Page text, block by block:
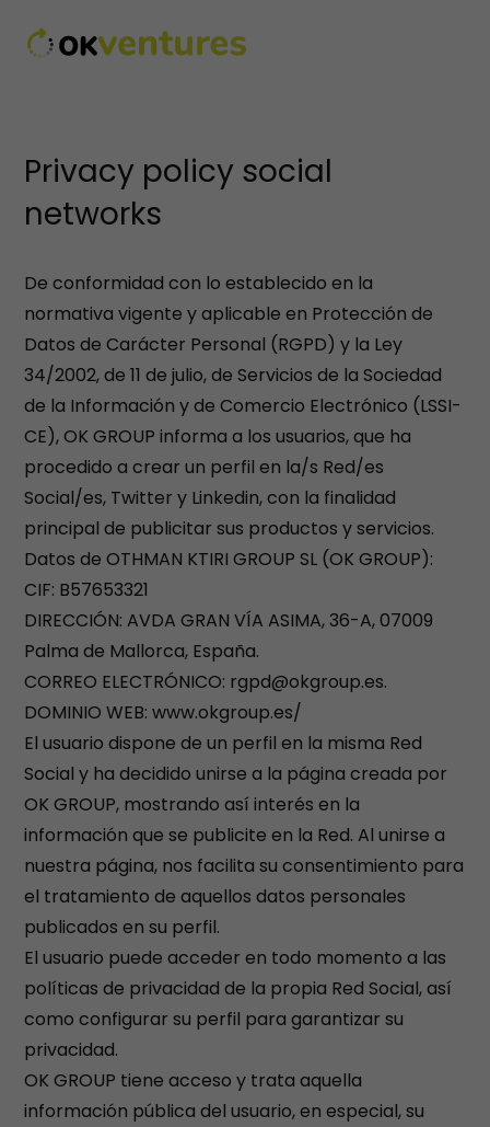
Privacy policy social
networks
De conformidad con lo establecido en la
normativa vigente y aplicable en Protección de
Datos de Carácter Personal (RGPD) y la Ley
34/2002, de 11 de julio, de Servicios de la Sociedad
de la Información y de Comercio Electrónico (LSSI-
CE), OK GROUP informa a los usuarios, que ha
procedido a crear un perfil en la/s Red/es
Social/es, Twitter y Linkedin, con la finalidad
principal de publicitar sus productos y servicios.
Datos de OTHMAN KTIRI GROUP SL (OK GROUP):
CIF: B57653321
DIRECCIÓN: AVDA GRAN VÍA ASIMA, 36-A, 07009
Palma de Mallorca, España.
CORREO ELECTRÓNICO: rgpd@okgroup.es.
DOMINIO WEB: www.okgroup.es/
El usuario dispone de un perfil en la misma Red
Social y ha decidido unirse a la página creada por
OK GROUP, mostrando así interés en la
información que se publicite en la Red. Al unirse a
nuestra página, nos facilita su consentimiento para
el tratamiento de aquellos datos personales
publicados en su perfil.
El usuario puede acceder en todo momento a las
políticas de privacidad de la propia Red Social, así
como configurar su perfil para garantizar su
privacidad.
OK GROUP tiene acceso y trata aquella
información pública del usuario, en especial, su